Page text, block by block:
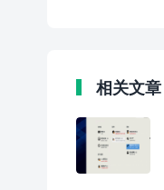
相关文章